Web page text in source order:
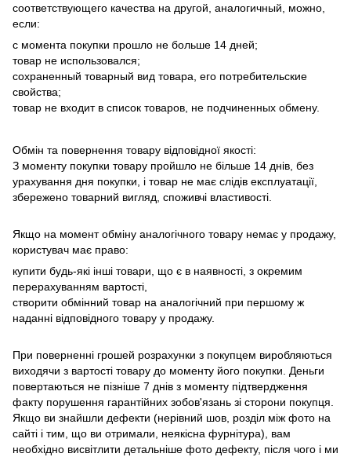
соответствующего качества на другой, аналогичный, можно,
если:
с момента покупки прошло не больше 14 дней;
товар не использовался;
сохраненный товарный вид товара, его потребительские
свойства;
товар не входит в список товаров, не подчиненных обмену.
Обмін та повернення товару відповідної якості:
З моменту покупки товару пройшло не більше 14 днів, без
урахування дня покупки, і товар не має слідів експлуатації,
збережено товарний вигляд, споживчі властивості.
Якщо на момент обміну аналогічного товару немає у продажу,
користувач має право:
купити будь-які інші товари, що є в наявності, з окремим
перерахуванням вартості,
створити обмінний товар на аналогічний при першому ж
наданні відповідного товару у продажу.
При поверненні грошей розрахунки з покупцем виробляються
виходячи з вартості товару до моменту його покупки. Деньги
повертаються не пізніше 7 днів з моменту підтвердження
факту порушення гарантійних зобов'язань зі сторони покупця.
Якщо ви знайшли дефекти (нерівний шов, розділ між фото на
сайті і тим, що ви отримали, неякісна фурнітура), вам
необхідно висвітлити детальніше фото дефекту, після чого і ми